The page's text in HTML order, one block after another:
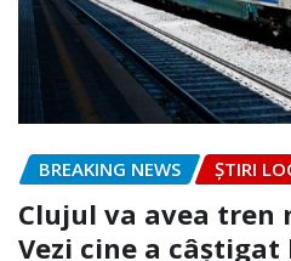
BREAKING NEWS ȘTIRI
Clujul va avea tren
Vezi cine a